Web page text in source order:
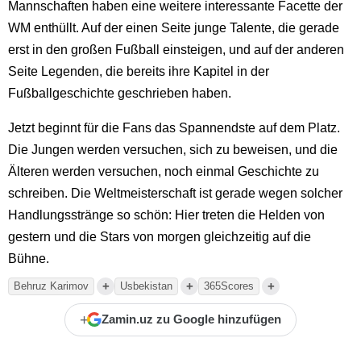
Mannschaften haben eine weitere interessante Facette der
WM enthüllt. Auf der einen Seite junge Talente, die gerade
erst in den großen Fußball einsteigen, und auf der anderen
Seite Legenden, die bereits ihre Kapitel in der
Fußballgeschichte geschrieben haben.
Jetzt beginnt für die Fans das Spannendste auf dem Platz.
Die Jungen werden versuchen, sich zu beweisen, und die
Älteren werden versuchen, noch einmal Geschichte zu
schreiben. Die Weltmeisterschaft ist gerade wegen solcher
Handlungsstränge so schön: Hier treten die Helden von
gestern und die Stars von morgen gleichzeitig auf die
Bühne.
Behruz Karimov + Usbekistan + 365Scores +
+ Zamin.uz zu Google hinzufügen